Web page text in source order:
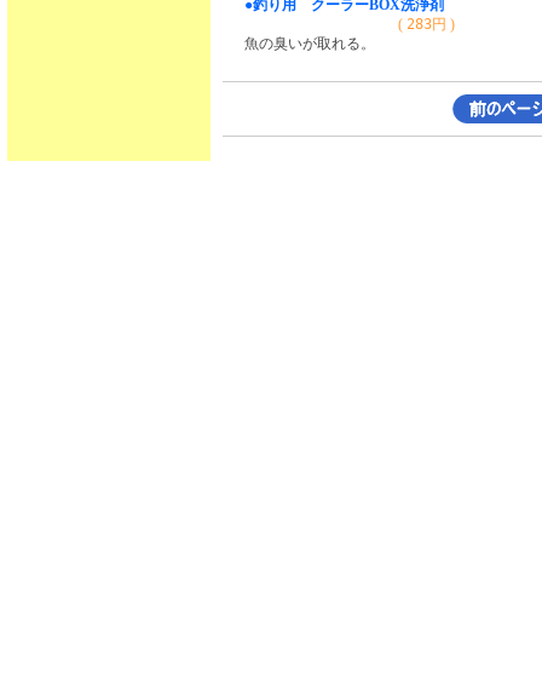
●釣り用 クーラーBOX洗浄剤
( 283円 )
魚の臭いが取れる。